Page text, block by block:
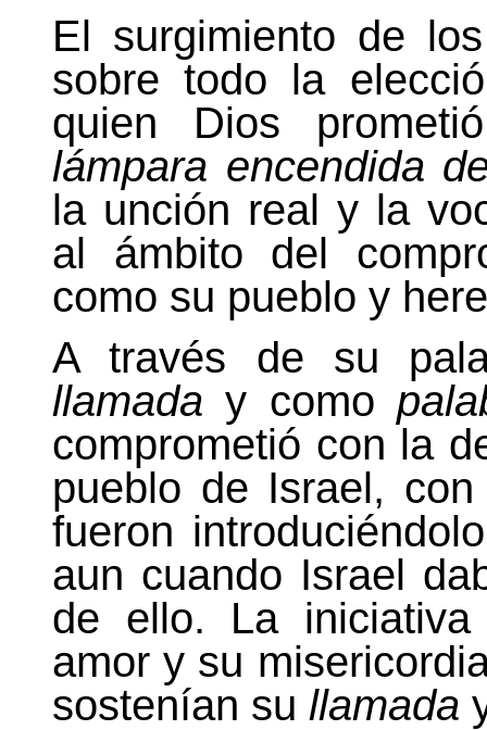
El surgimiento de
sobre todo la
quien Dios
lámpara encendida
la unción real y la
al ámbito del
como su pueblo y
A través de su
llamada y como
comprometió con la
pueblo de Israel,
fueron
aun cuando Israel
de ello. La
amor y su
sostenían su llamada